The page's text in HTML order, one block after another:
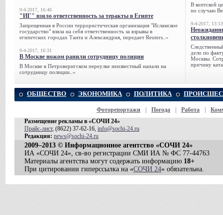
9-4-2017, 16:46
"ИГ" взяло ответственность за теракты в Египте
Запрещенная в России террористическая организация "Исламское
государство" взяла на себя ответственность за взрывы в
египетских городах Танта и Александрия, передает Reuters..»
9-4-2017, 16:31
В Москве ножом ранили сотрудницу полиции
В Москве в Петроверигском переулке неизвестный напали на
сотрудницу полиции..»
В коптской
по случаю
9-4-2017, 13:13
дело по
Москвы.
причину
ОБЩЕСТВО ЭКОНОМИКА ПОЛИТИКА
Фоторепортажи Погода Работа
Размещение рекламы в «СОЧИ 24»
Прайс-лист, (8622) 37-62-16, info@sochi-24.ru
Редакция: news@sochi-24.ru
2009–2013 © Информационное агентство «СОЧИ 24»
ИА «СОЧИ 24», св-во регистрации СМИ ИА № ФС 77-44763
Материалы агентства могут содержать информацию 18+
При цитировании гиперссылка на «СОЧИ 24» обязательна.